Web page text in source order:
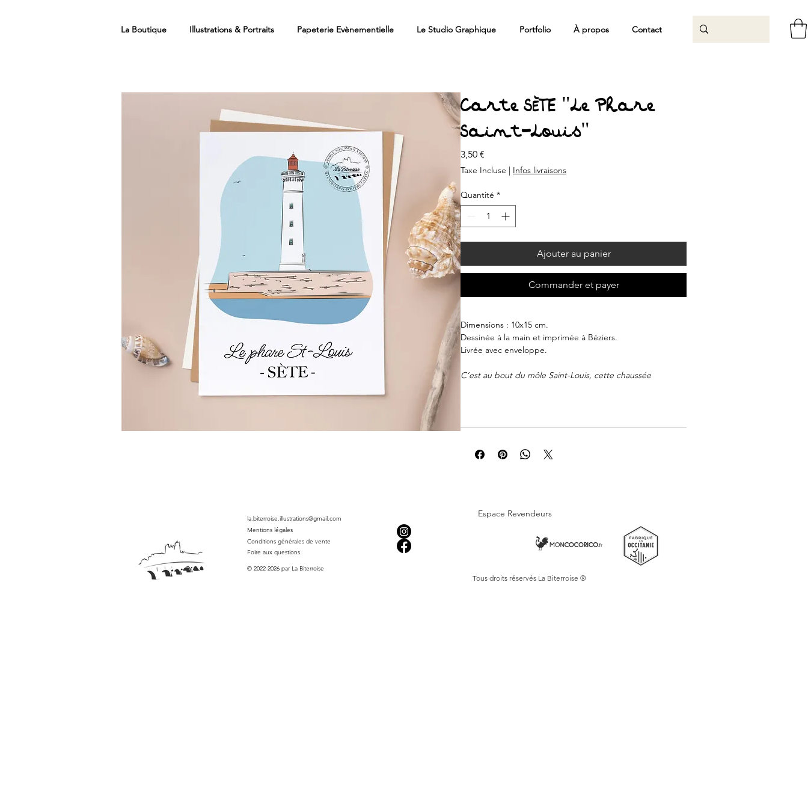
La Boutique Illustrations & Portraits Papeterie Evènementielle Le Studio Graphique Portfolio À propos Contact
Carte SÈTE "Le Phare
Saint-Louis"
3,50 €
Taxe Incluse | Infos livraisons
Quantité *
Ajouter au panier
Commander et payer
Dimensions : 10x15 cm.
Dessinée à la main et imprimée à Béziers.
Livrée avec enveloppe.
C’est au bout du môle Saint-Louis, cette chaussée
allemandes, il a été reconstruit en 1948.
l’entrée du chenal il est désormais ouvert au public. Venez
la.biterroise.illustrations@gmail.com
Mentions légales
Conditions générales de vente
Foire aux questions
© 2022-2026 par La Biterroise
Espace Revendeurs
Tous droits réservés La Biterroise ®